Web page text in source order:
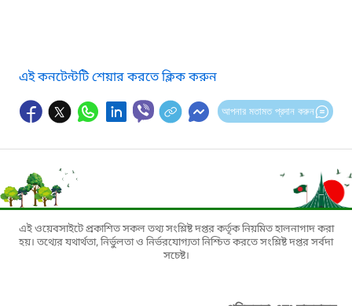
এই কনটেন্টটি শেয়ার করতে ক্লিক করুন
আপনার মতামত প্রদান করুন
এই ওয়েবসাইটে প্রকাশিত সকল তথ্য সংশ্লিষ্ট দপ্তর কর্তৃক নিয়মিত হালনাগাদ করা
হয়। তথ্যের যথার্থতা, নির্ভুলতা ও নির্ভরযোগ্যতা নিশ্চিত করতে সংশ্লিষ্ট দপ্তর সর্বদা
সচেষ্ট।